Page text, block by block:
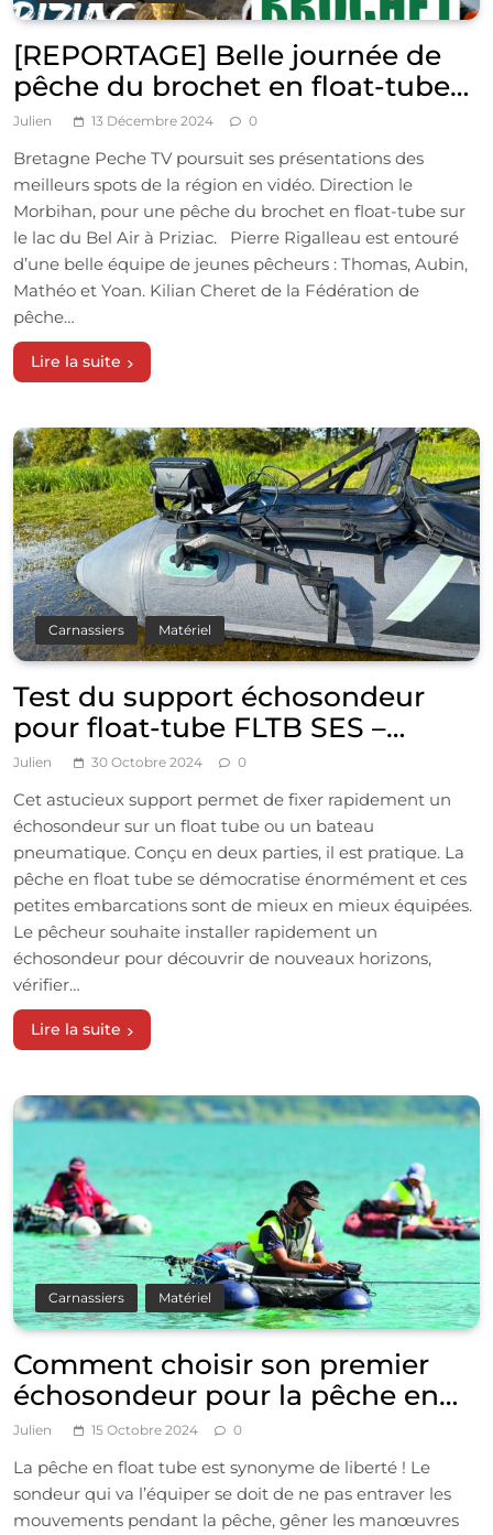
[REPORTAGE] Belle journée de
pêche du brochet en float-tube
dans un magnifique lac à Priziac
(56)
Julien 13 Décembre 2024 0
Bretagne Peche TV poursuit ses présentations des
meilleurs spots de la région en vidéo. Direction le
Morbihan, pour une pêche du brochet en float-tube sur
le lac du Bel Air à Priziac. Pierre Rigalleau est entouré
d’une belle équipe de jeunes pêcheurs : Thomas, Aubin,
Mathéo et Yoan. Kilian Cheret de la Fédération de
pêche…
Lire la suite
Carnassiers Matériel
Test du support échosondeur
pour float-tube FLTB SES –
Caperlan
Julien 30 Octobre 2024 0
Cet astucieux support permet de fixer rapidement un
échosondeur sur un float tube ou un bateau
pneumatique. Conçu en deux parties, il est pratique. La
pêche en float tube se démocratise énormément et ces
petites embarcations sont de mieux en mieux équipées.
Le pêcheur souhaite installer rapidement un
échosondeur pour découvrir de nouveaux horizons,
vérifier…
Lire la suite
Carnassiers Matériel
Comment choisir son premier
échosondeur pour la pêche en
float-tube
Julien 15 Octobre 2024 0
La pêche en float tube est synonyme de liberté ! Le
sondeur qui va l’équiper se doit de ne pas entraver les
mouvements pendant la pêche, gêner les manœuvres